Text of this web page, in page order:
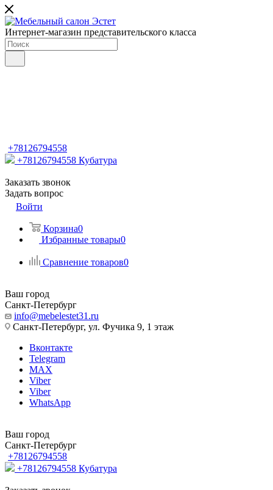
Интернет-магазин представительского класса
+78126794558
+78126794558 Кубатура
Заказать звонок
Задать вопрос
Войти
Корзина0
Избранные товары0
Сравнение товаров0
Ваш город
Санкт-Петербург
info@mebelestet31.ru
Санкт-Петербург, ул. Фучика 9, 1 этаж
Вконтакте
Telegram
MAX
Viber
Viber
WhatsApp
Ваш город
Санкт-Петербург
+78126794558
+78126794558 Кубатура